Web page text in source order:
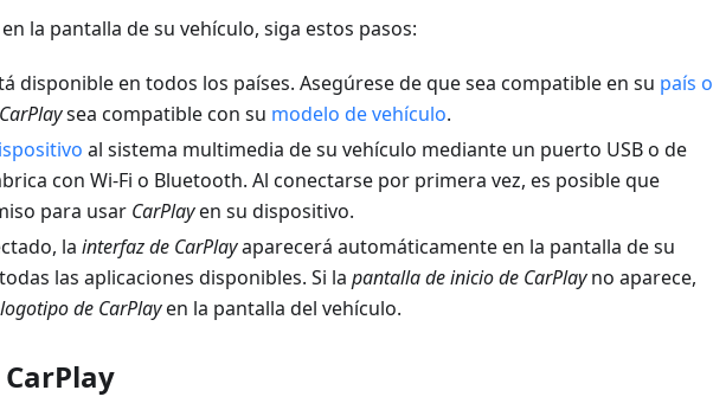
la pantalla de su vehículo, siga estos pasos:
disponible en todos los países. Asegúrese de que sea compatible en su país o
CarPlaysea compatible con su modelo de vehículo.
al sistema multimedia de su vehículo mediante un puerto USB o de
con Wi-Fi o Bluetooth. Al conectarse por primera vez, es posible que
para usar CarPlayen su dispositivo.
la interfaz de CarPlayaparecerá automáticamente en la pantalla de su
las aplicaciones disponibles. Si la pantalla de inicio de CarPlayno aparece,
logotipo de CarPlayen la pantalla del vehículo.